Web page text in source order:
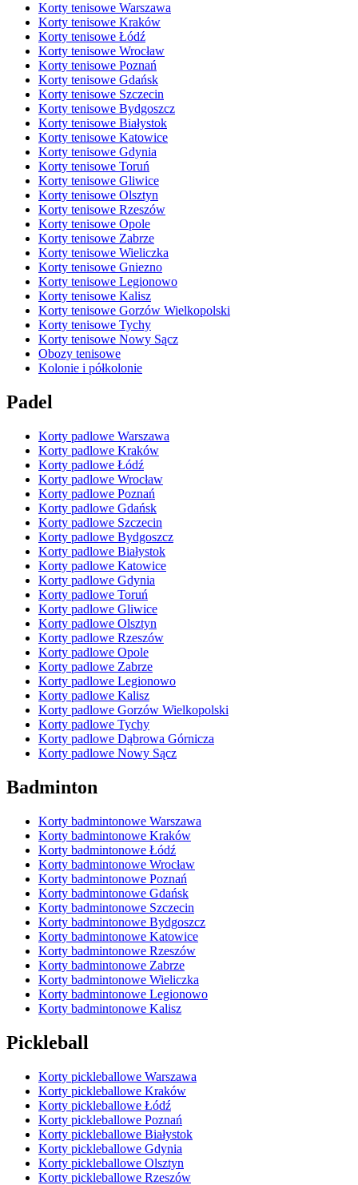
Korty tenisowe Warszawa
Korty tenisowe Kraków
Korty tenisowe Łódź
Korty tenisowe Wrocław
Korty tenisowe Poznań
Korty tenisowe Gdańsk
Korty tenisowe Szczecin
Korty tenisowe Bydgoszcz
Korty tenisowe Białystok
Korty tenisowe Katowice
Korty tenisowe Gdynia
Korty tenisowe Toruń
Korty tenisowe Gliwice
Korty tenisowe Olsztyn
Korty tenisowe Rzeszów
Korty tenisowe Opole
Korty tenisowe Zabrze
Korty tenisowe Wieliczka
Korty tenisowe Gniezno
Korty tenisowe Legionowo
Korty tenisowe Kalisz
Korty tenisowe Gorzów Wielkopolski
Korty tenisowe Tychy
Korty tenisowe Nowy Sącz
Obozy tenisowe
Kolonie i półkolonie
Padel
Korty padlowe Warszawa
Korty padlowe Kraków
Korty padlowe Łódź
Korty padlowe Wrocław
Korty padlowe Poznań
Korty padlowe Gdańsk
Korty padlowe Szczecin
Korty padlowe Bydgoszcz
Korty padlowe Białystok
Korty padlowe Katowice
Korty padlowe Gdynia
Korty padlowe Toruń
Korty padlowe Gliwice
Korty padlowe Olsztyn
Korty padlowe Rzeszów
Korty padlowe Opole
Korty padlowe Zabrze
Korty padlowe Legionowo
Korty padlowe Kalisz
Korty padlowe Gorzów Wielkopolski
Korty padlowe Tychy
Korty padlowe Dąbrowa Górnicza
Korty padlowe Nowy Sącz
Badminton
Korty badmintonowe Warszawa
Korty badmintonowe Kraków
Korty badmintonowe Łódź
Korty badmintonowe Wrocław
Korty badmintonowe Poznań
Korty badmintonowe Gdańsk
Korty badmintonowe Szczecin
Korty badmintonowe Bydgoszcz
Korty badmintonowe Katowice
Korty badmintonowe Rzeszów
Korty badmintonowe Zabrze
Korty badmintonowe Wieliczka
Korty badmintonowe Legionowo
Korty badmintonowe Kalisz
Pickleball
Korty pickleballowe Warszawa
Korty pickleballowe Kraków
Korty pickleballowe Łódź
Korty pickleballowe Poznań
Korty pickleballowe Białystok
Korty pickleballowe Gdynia
Korty pickleballowe Olsztyn
Korty pickleballowe Rzeszów